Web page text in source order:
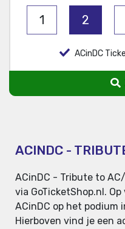
1 2
ACinDC
ACINDC -
ACinDC - Tribute to
via GoTicketShop.nl.
ACinDC op het podium
Hierboven vind je een